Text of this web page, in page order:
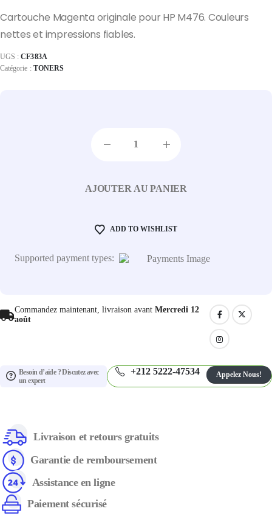
Cartouche Magenta originale pour HP M476. Couleurs
nettes et impressions fiables.
UGS :CF383A
Catégorie : TONERS
AJOUTER AU PANIER
ADD TO WISHLIST
Supported payment types:
Commandez maintenant, livraison avant Mercredi 12
août
Besoin d’aide ? Discutez avec
un expert
+212 5222-47534 Appelez Nous!
Livraison et retours gratuits
Garantie de remboursement
Assistance en ligne
Paiement sécurisé